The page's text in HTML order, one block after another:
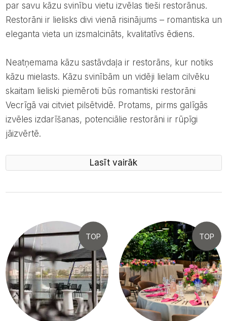
par savu kāzu svinību vietu izvēlas tieši restorānus.
Restorāni ir lielisks divi vienā risinājums – romantiska un
eleganta vieta un izsmalcināts, kvalitatīvs ēdiens.
Neatņemama kāzu sastāvdaļa ir restorāns, kur notiks
kāzu mielasts. Kāzu svinībām un vidēji lielam cilvēku
skaitam lieliski piemēroti būs romantiski restorāni
Vecrīgā vai citviet pilsētvidē. Protams, pirms galīgās
izvēles izdarīšanas, potenciālie restorāni ir rūpīgi
jāizvērtē.
Lasīt vairāk
TOP TOP